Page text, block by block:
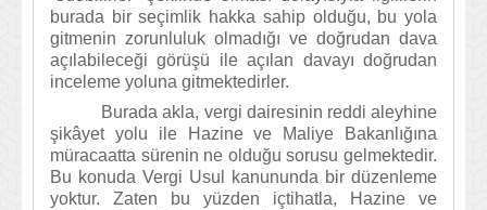
burada bir seçimlik hakka sahip olduğu, bu yola
gitmenin zorunluluk olmadığı ve doğrudan dava
açılabileceği görüşü ile açılan davayı doğrudan
inceleme yoluna gitmektedirler.
Burada akla, vergi dairesinin reddi aleyhine
şikâyet yolu ile Hazine ve Maliye Bakanlığına
müracaatta sürenin ne olduğu sorusu gelmektedir.
Bu konuda Vergi Usul kanununda bir düzenleme
yoktur. Zaten bu yüzden içtihatla, Hazine ve